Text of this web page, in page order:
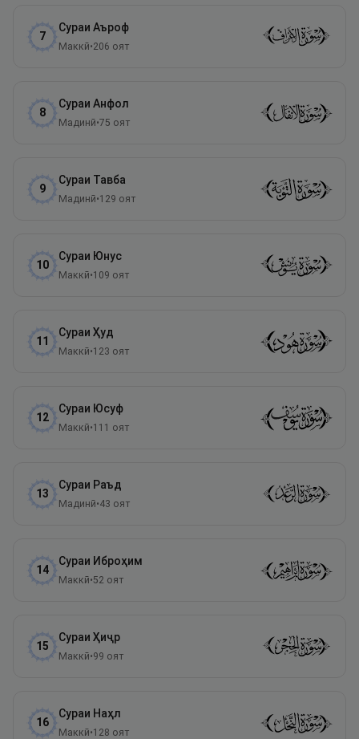
7
Сураи Аъроф
Маккӣ•206 оят
8
Сураи Анфол
Мадинӣ•75 оят
9
Сураи Тавба
Мадинӣ•129 оят
10
Сураи Юнус
Маккӣ•109 оят
11
Сураи Ҳуд
Маккӣ•123 оят
12
Сураи Юсуф
Маккӣ•111 оят
13
Сураи Раъд
Мадинӣ•43 оят
14
Сураи Иброҳим
Маккӣ•52 оят
15
Сураи Ҳиҷр
Маккӣ•99 оят
16
Сураи Наҳл
Маккӣ•128 оят